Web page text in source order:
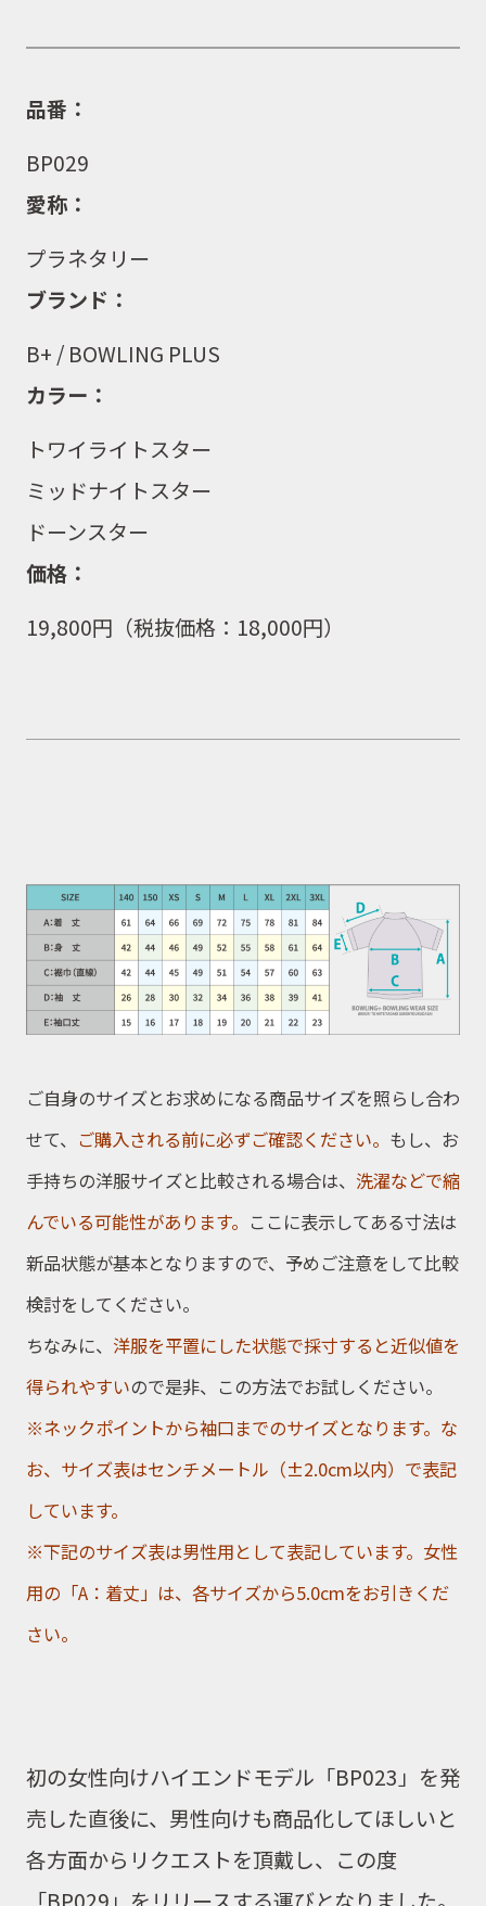
品番：
BP029
愛称：
プラネタリー
ブランド：
B+ / BOWLING PLUS
カラー：
トワイライトスター
ミッドナイトスター
ドーンスター
価格：
19,800円（税抜価格： 18,000円）
ご自身のサイズとお求めになる商品サイズを照らし合わ
せて、 ご購入される前に必ずご確認ください。 もし、お
手持ちの洋服サイズと比較される場合は、 洗濯などで縮
んでいる可能性があります。 ここに表示してある寸法は
新品状態が基本となりますので、予めご注意をして比較
検討をしてください。
ちなみに、 洋服を平置にした状態で採寸すると近似値を
得られやすいので是非、この方法でお試しください。
※ネックポイントから袖口までのサイズとなります。な
お、サイズ表はセンチメートル（±2.0cm以内）で表記
しています。
※下記のサイズ表は男性用として表記しています。女性
用の「A：着丈」は、各サイズから5.0cmをお引きくだ
さい。
初の女性向けハイエンドモデル 「BP023」 を発
売した直後に、 男性向けも商品化してほしいと
各方面からリクエストを頂戴し、この度